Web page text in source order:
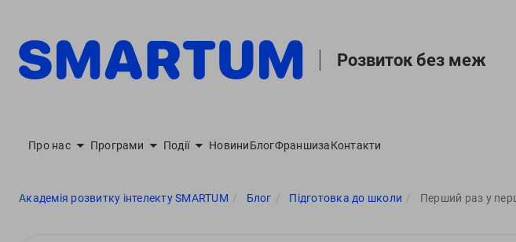
Розвиток без меж
Про нас Програми Події НовиниБлогФраншизаКонтакти
Академія розвитку інтелекту SMARTUM Блог Підготовка до школи Перший раз у